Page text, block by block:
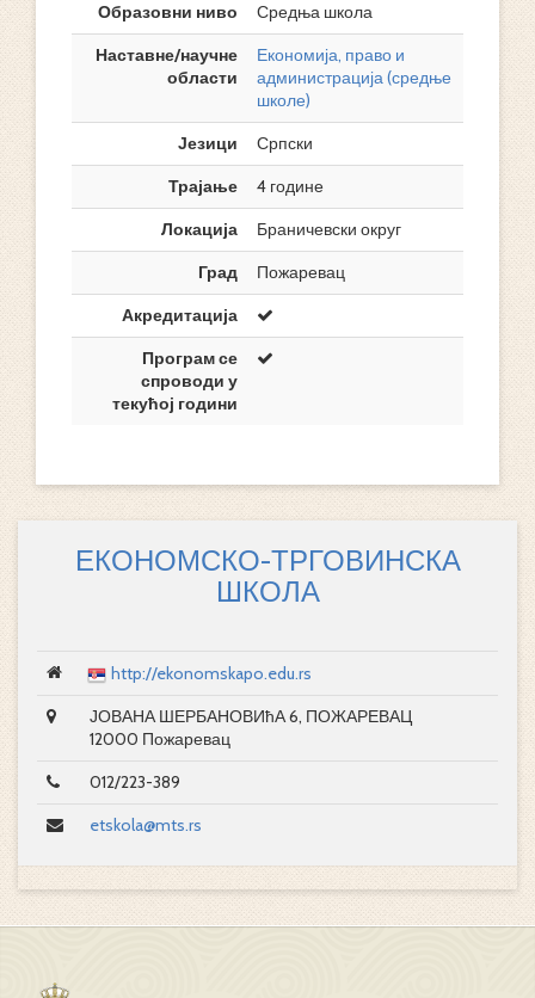
Образовни ниво
Средња школа
Наставне/научне
области
Економија, право и
администрација (средње
школе)
Језици
Српски
Трајање
4 године
Локација
Браничевски округ
Град
Пожаревац
Акредитација
Програм се
спроводи у
текућој години
ЕКОНОМСКО-ТРГОВИНСКА
ШКОЛА
http://ekonomskapo.edu.rs
ЈОВАНА ШЕРБАНОВИћА 6, ПОЖАРЕВАЦ
12000 Пожаревац
012/223-389
etskola@mts.rs